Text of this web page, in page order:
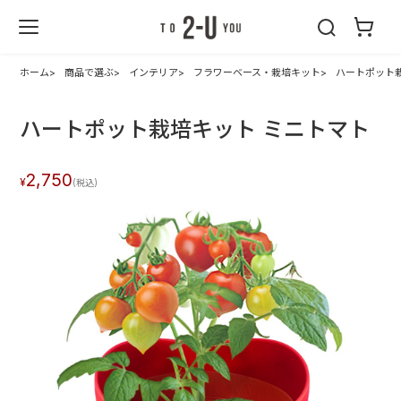
ホーム 商品で選ぶ インテリア フラワーベース・栽培キット ハートポット
ハートポット栽培キット ミニトマト
2,750